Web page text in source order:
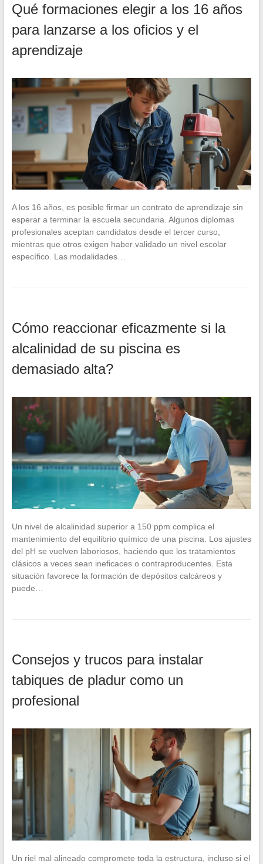
Qué formaciones elegir a los 16 años
para lanzarse a los oficios y el
aprendizaje
A los 16 años, es posible firmar un contrato de aprendizaje sin
esperar a terminar la escuela secundaria. Algunos diplomas
profesionales aceptan candidatos desde el tercer curso,
mientras que otros exigen haber validado un nivel escolar
específico. Las modalidades…
Cómo reaccionar eficazmente si la
alcalinidad de su piscina es
demasiado alta?
Un nivel de alcalinidad superior a 150 ppm complica el
mantenimiento del equilibrio químico de una piscina. Los ajustes
del pH se vuelven laboriosos, haciendo que los tratamientos
clásicos a veces sean ineficaces o contraproducentes. Esta
situación favorece la formación de depósitos calcáreos y
puede…
Consejos y trucos para instalar
tabiques de pladur como un
profesional
Un riel mal alineado compromete toda la estructura, incluso si el